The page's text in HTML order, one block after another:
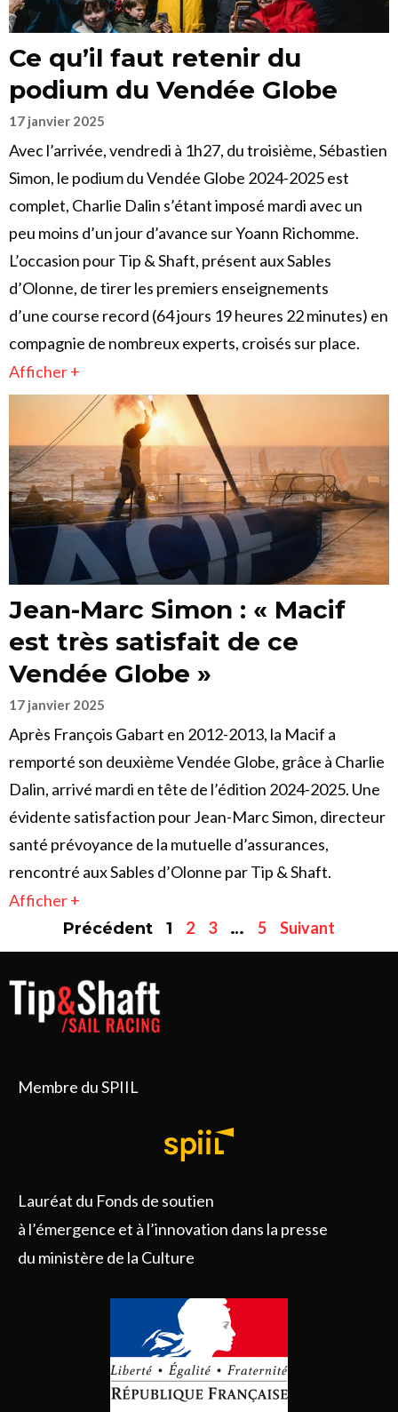
Ce qu’il faut retenir du
podium du Vendée Globe
17 janvier 2025
Avec l’arrivée, vendredi à 1h27, du troisième, Sébastien
Simon, le podium du Vendée Globe 2024-2025 est
complet, Charlie Dalin s’étant imposé mardi avec un
peu moins d’un jour d’avance sur Yoann Richomme.
L’occasion pour Tip & Shaft, présent aux Sables
d’Olonne, de tirer les premiers enseignements
d’une course record (64 jours 19 heures 22 minutes) en
compagnie de nombreux experts, croisés sur place.
Afficher +
Jean-Marc Simon : « Macif
est très satisfait de ce
Vendée Globe »
17 janvier 2025
Après François Gabart en 2012-2013, la Macif a
remporté son deuxième Vendée Globe, grâce à Charlie
Dalin, arrivé mardi en tête de l’édition 2024-2025. Une
évidente satisfaction pour Jean-Marc Simon, directeur
santé prévoyance de la mutuelle d’assurances,
rencontré aux Sables d’Olonne par Tip & Shaft.
Afficher +
Précédent
1 2 3 … 5 Suivant
Membre du SPIIL
Lauréat du Fonds de soutien
à l’émergence et à l’innovation dans la presse
du ministère de la Culture